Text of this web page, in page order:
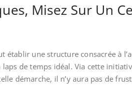
Misez Sur Un
établir une structure consacrée à
de temps idéal. Via cette
démarche, il n’y aura pas de